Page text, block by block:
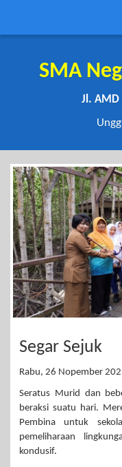
SMA
Jl. AMD
Segar Sejuk
Rabu, 26 Nopember
Seratus Murid dan
beraksi suatu hari.
Pembina untuk
pemeliharaan
kondusif.